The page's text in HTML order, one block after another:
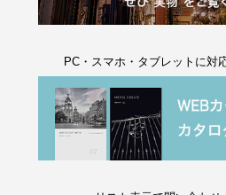
PC・スマホ・タブレットに対